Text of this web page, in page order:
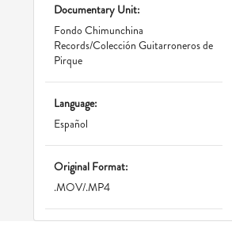
Documentary Unit:
Fondo Chimunchina
Records/Colección Guitarroneros de
Pirque
Language:
Español
Original Format:
.MOV/.MP4